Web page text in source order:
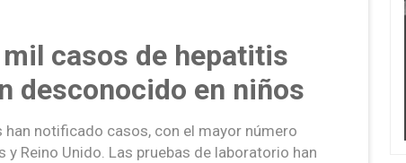
casos de hepatitis
desconocido en niños
notificado casos, con el mayor número
Reino Unido. Las pruebas de laboratorio han